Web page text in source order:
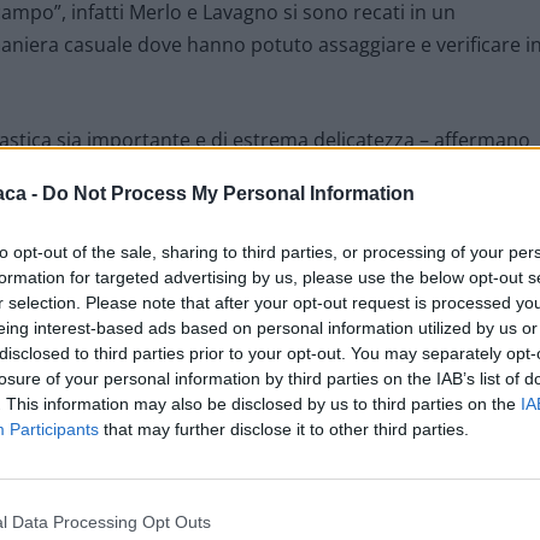
- Do Not Process My Personal Information
opt-out of the sale, sharing to third parties, or processing of your
for targeted advertising by us, please use the below opt-out
selection. Please note that after your opt-out request is processed
interest-based ads based on personal information utilized by us
to third parties prior to your opt-out. You may separately
of your personal information by third parties on the IAB’s list of
This information may also be disclosed by us to third parties on the
Participants that may further disclose it to other third parties.
Data Processing Opt Outs
infatti Merlo e Lavagno si sono recati in un
casuale dove hanno potuto assaggiare e verificare in
sia importante e di estrema delicatezza – affermano
verificare che in questo caso il servizio mantiene,
nelle settimane scorse, nella sua gravità, deve,
nelle procedure poiché solo in questo modo è
nei confronti di un servizio che coinvolge un gran